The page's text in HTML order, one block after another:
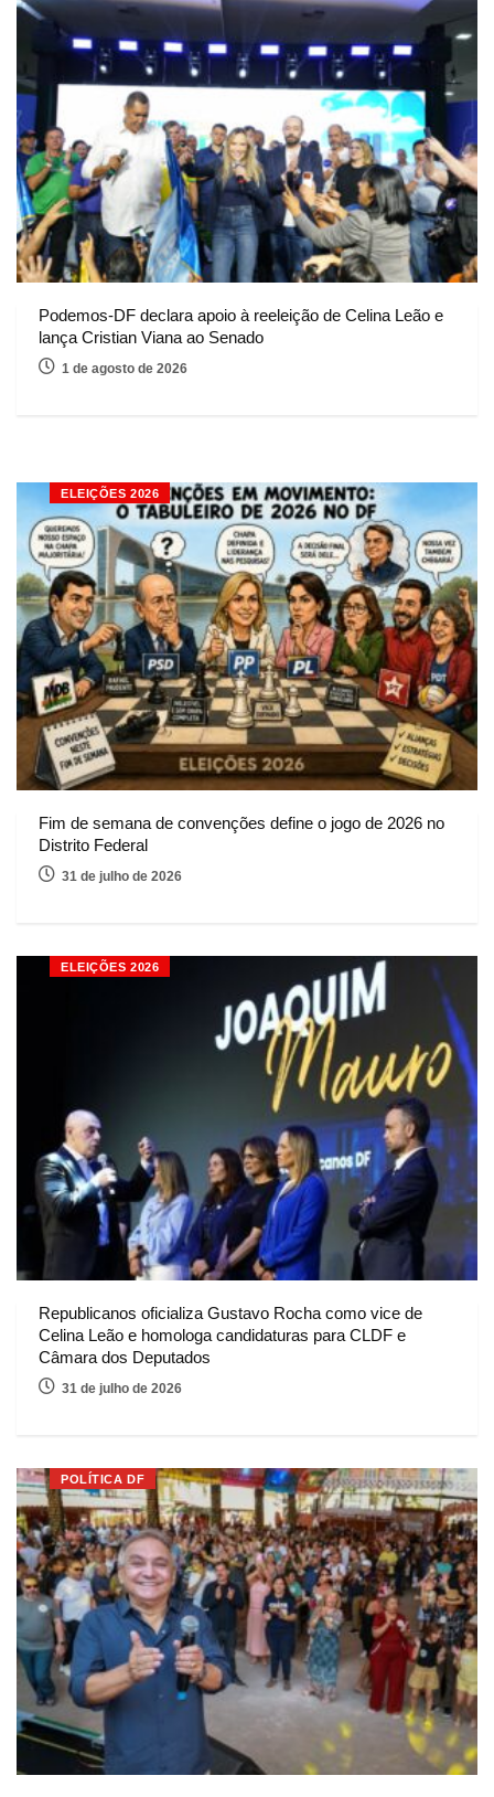
Podemos-DF declara apoio à reeleição de Celina Leão e
lança Cristian Viana ao Senado
1 de agosto de 2026
ELEIÇÕES 2026
Fim de semana de convenções define o jogo de 2026 no
Distrito Federal
31 de julho de 2026
ELEIÇÕES 2026
Republicanos oficializa Gustavo Rocha como vice de
Celina Leão e homologa candidaturas para CLDF e
Câmara dos Deputados
31 de julho de 2026
POLÍTICA DF